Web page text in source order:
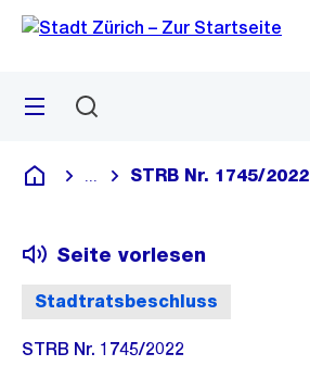
Navigation
Sprunglink
Menü
Deutsch
Blende alle Breadcrumbs ein
STRB Nr. 1745/2022
Stadtratsbeschluss
Seite vorlesen
STRB Nr. 1745/2022